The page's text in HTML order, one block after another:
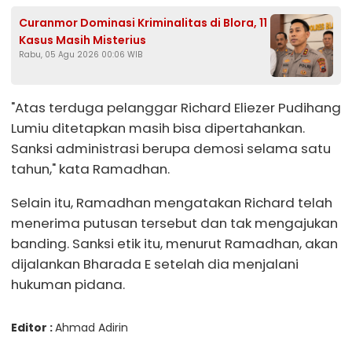
Curanmor Dominasi Kriminalitas di Blora, 11
Kasus Masih Misterius
Rabu, 05 Agu 2026 00:06 WIB
"Atas terduga pelanggar Richard Eliezer Pudihang
Lumiu ditetapkan masih bisa dipertahankan.
Sanksi administrasi berupa demosi selama satu
tahun," kata Ramadhan.
Selain itu, Ramadhan mengatakan Richard telah
menerima putusan tersebut dan tak mengajukan
banding. Sanksi etik itu, menurut Ramadhan, akan
dijalankan Bharada E setelah dia menjalani
hukuman pidana.
Editor :Ahmad Adirin